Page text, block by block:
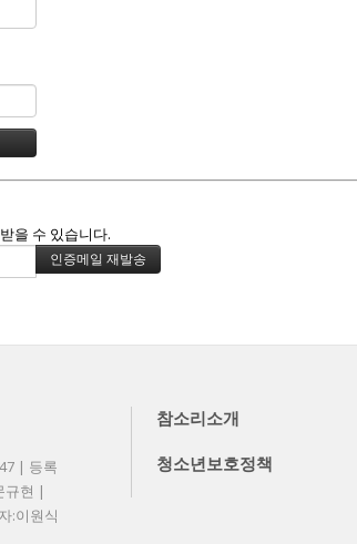
을 수 있습니다.
| 등록
규현 |
:이원식
참소리소개
청소년보호정책